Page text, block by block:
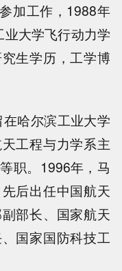
加工作，1988年
大学飞行动力学
生学历，工学博
哈尔滨工业大学
工程与力学系主
职。1996年，马
后出任中国航天
部长、国家航天
国家国防科技工